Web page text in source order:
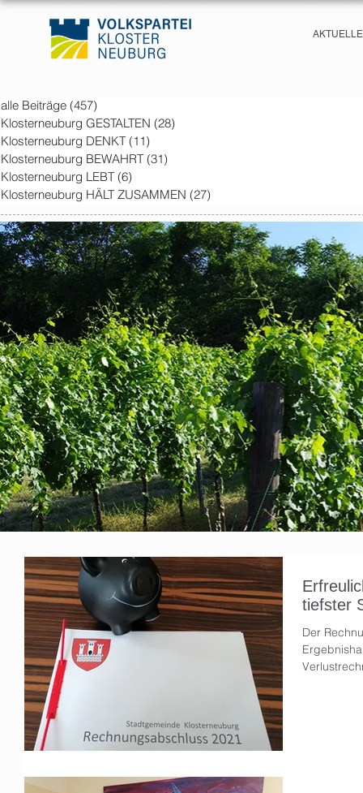
alle Beiträge (457)
Klosterneuburg GESTALTEN (28)
Klosterneuburg DENKT (11)
Klosterneuburg BEWAHRT (31)
Klosterneuburg LEBT (6)
Klosterneuburg HÄLT ZUSAMMEN (27)
tiefster
Der